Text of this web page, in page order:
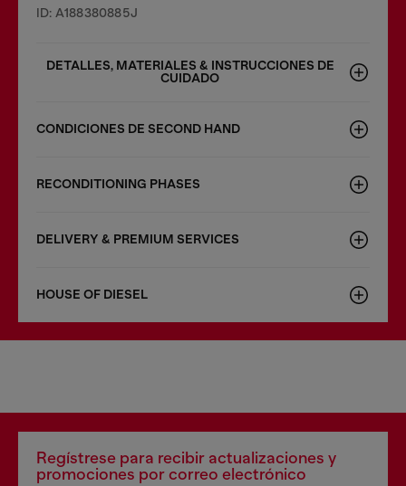
ID: A188380885J
DETALLES, MATERIALES & INSTRUCCIONES DE
CUIDADO
CONDICIONES DE SECOND HAND
RECONDITIONING PHASES
DELIVERY & PREMIUM SERVICES
HOUSE OF DIESEL
Regístrese para recibir actualizaciones y
promociones por correo electrónico